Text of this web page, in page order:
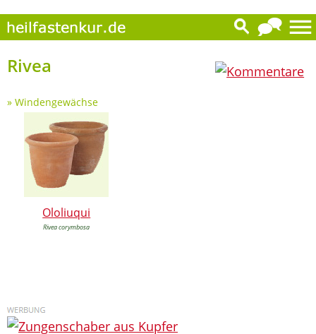
Rivea
» Windengewächse
Ololiuqui
Rivea corymbosa